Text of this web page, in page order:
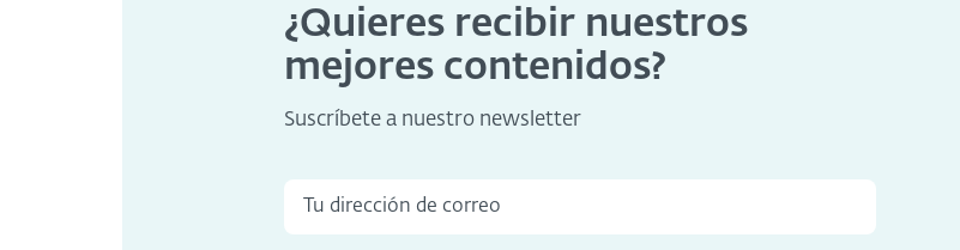
¿Quieres recibir nuestros
mejores contenidos?
Suscríbete a nuestro newsletter